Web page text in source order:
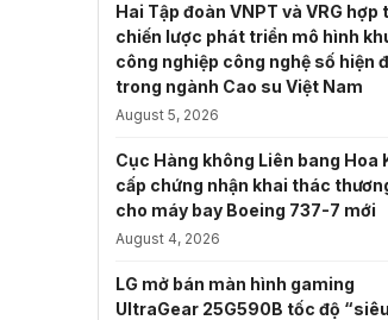
Hai Tập đoàn VNPT và VRG hợp
chiến lược phát triển mô hình
công nghiệp công nghệ số hiện
trong ngành Cao su Việt Nam
August 5, 2026
Cục Hàng không Liên bang Hoa
cấp chứng nhận khai thác
cho máy bay Boeing 737-7 mới
August 4, 2026
LG mở bán màn hình gaming
UltraGear 25G590B tốc độ “siêu